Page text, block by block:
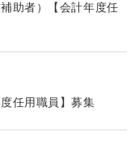
助者）【会計年度任
任用職員】募集